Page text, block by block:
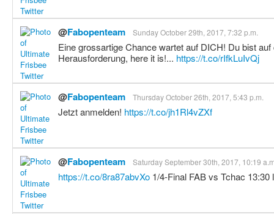
@Fabopenteam Sunday October 29th, 2017, 7:32 p.m.
Eine grossartige Chance wartet auf DICH! Du bist
Herausforderung, here it is!... https://t.co/rIfkLuIvQj
@Fabopenteam Thursday October 26th, 2017, 5:43 p.m.
Jetzt anmelden! https://t.co/jh1Rl4vZXf
@Fabopenteam Saturday September 30th, 2017, 10:19
https://t.co/8ra87abvXo 1/4-Final FAB vs Tchac